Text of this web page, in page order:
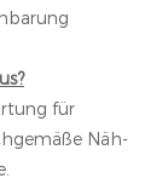
für
Näh-